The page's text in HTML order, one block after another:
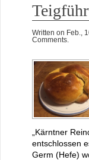
Written on Feb.,
Comments.
„Kärntner
entschlossen
Germ (Hefe)